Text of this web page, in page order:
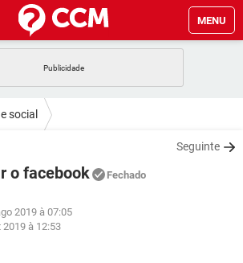
MENU
GMAIL
WHATSAPP
social
Seguinte
o facebook Fechado
2019 à 07:05
2019 à 12:53